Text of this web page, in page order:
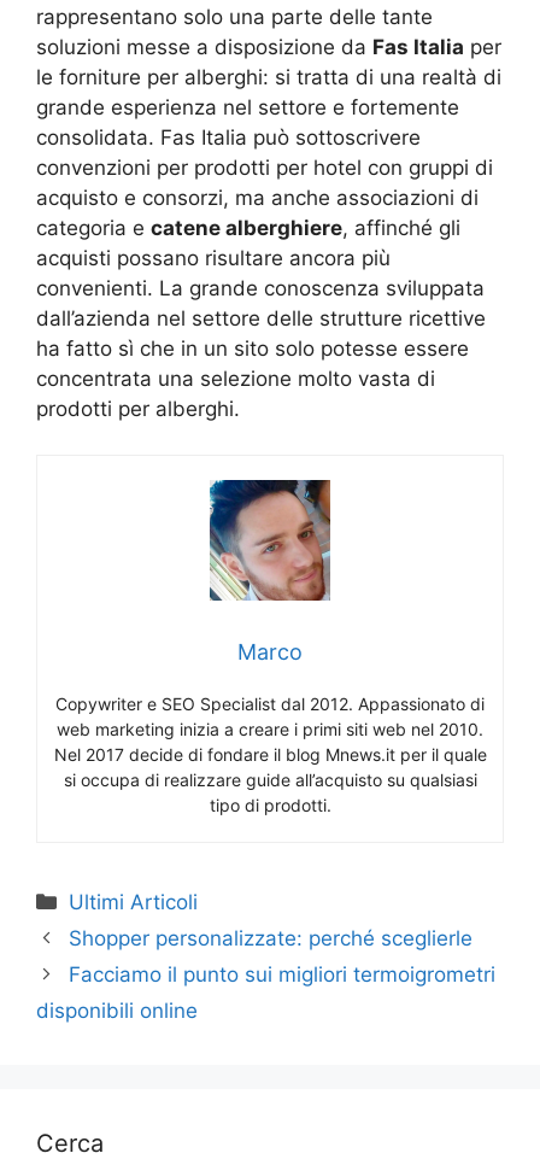
rappresentano solo una parte delle tante
soluzioni messe a disposizione da Fas Italia per
le forniture per alberghi: si tratta di una realtà di
grande esperienza nel settore e fortemente
consolidata. Fas Italia può sottoscrivere
convenzioni per prodotti per hotel con gruppi di
acquisto e consorzi, ma anche associazioni di
categoria e catene alberghiere, affinché gli
acquisti possano risultare ancora più
convenienti. La grande conoscenza sviluppata
dall’azienda nel settore delle strutture ricettive
ha fatto sì che in un sito solo potesse essere
concentrata una selezione molto vasta di
prodotti per alberghi.
Marco
Copywriter e SEO Specialist dal 2012. Appassionato di
web marketing inizia a creare i primi siti web nel 2010.
Nel 2017 decide di fondare il blog Mnews.it per il quale
si occupa di realizzare guide all’acquisto su qualsiasi
tipo di prodotti.
Categorie
Ultimi Articoli
Shopper personalizzate: perché sceglierle
Facciamo il punto sui migliori termoigrometri
disponibili online
Cerca